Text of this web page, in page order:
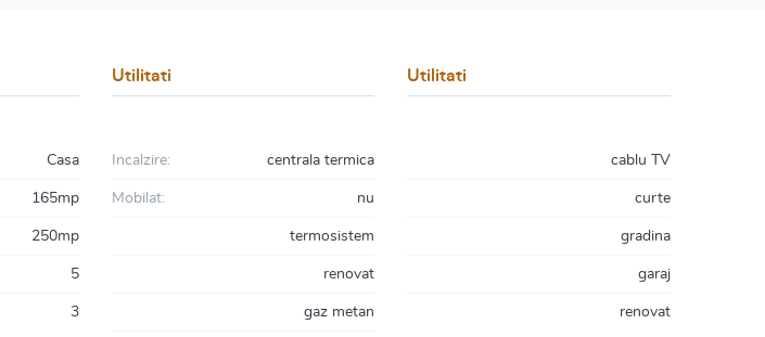
Casa
165mp
250mp
5
3
Utilitati
Incalzire: centrala termica
Mobilat: nu
termosistem
renovat
gaz metan
Utilitati
cablu TV
curte
gradina
garaj
renovat